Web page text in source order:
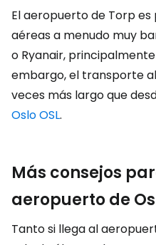
El aeropuerto de Torp
aéreas a menudo muy
o Ryanair, principalmente
embargo, el transporte
veces más largo que
Oslo OSL.
Más consejos
aeropuerto de
Tanto si llega al